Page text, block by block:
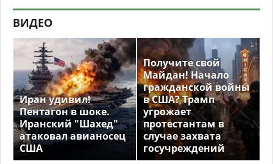
ВИДЕО
Иран удивил!
Пентагон в шоке.
Иранский "Шахед"
атаковал авианосец
США
Получите свой
Майдан! Начало
гражданской войны
в США? Трамп
угрожает
протестантам в
случае захвата
госучреждений